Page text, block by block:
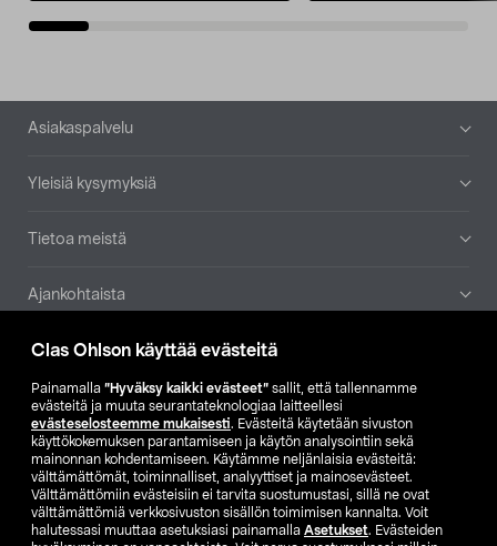
Clas Ohlson käyttää evästeitä
Painamalla ”Hyväksy kaikki evästeet” sallit, että tallennamme
evästeitä ja muuta seurantateknologiaa laitteellesi
evästeselosteemme mukaisesti. Evästeitä käytetään sivuston
käyttökokemuksen parantamiseen ja käytön analysointiin sekä
mainonnan kohdentamiseen. Käytämme neljänlaisia evästeitä:
välttämättömät, toiminnalliset, analyyttiset ja mainosevästeet.
Välttämättömiin evästeisiin ei tarvita suostumustasi, sillä ne ovat
välttämättömiä verkkosivuston sisällön toimimisen kannalta. Voit
halutessasi muuttaa asetuksiasi painamalla Asetukset. Evästeiden
Alatunniste
Asiakaspalvelu
Yleisiä kysymyksiä
Tietoa meistä
Ajankohtaista
Muut yrityksemme
Etsi myymälä
SE NO FI
FI SV